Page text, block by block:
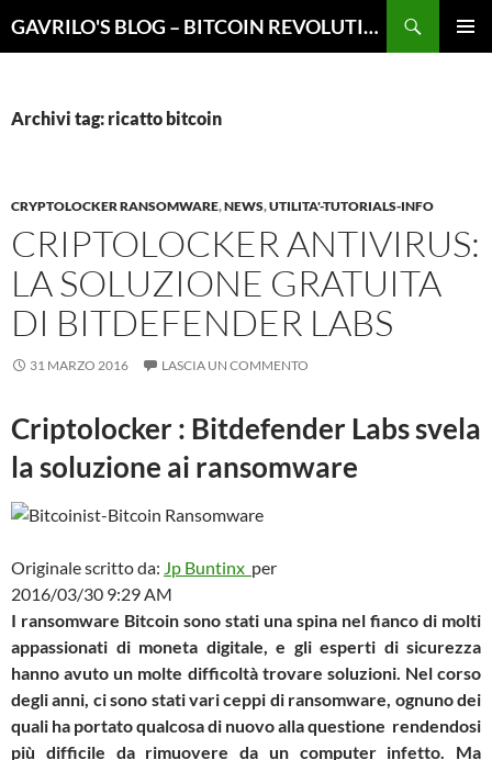
GAVRILO'S BLOG – BITCOIN REVOLUTION
Archivi tag: ricatto bitcoin
CRYPTOLOCKER RANSOMWARE,NEWS,UTILITA'-TUTORIALS-INFO
CRIPTOLOCKER ANTIVIRUS:
LA SOLUZIONE GRATUITA
DI BITDEFENDER LABS
31 MARZO 2016 LASCIA UN COMMENTO
Criptolocker : Bitdefender Labs svela
la soluzione ai ransomware
Originale scritto da: Jp Buntinx per
2016/03/30 9:29 AM
I ransomware Bitcoin sono stati una spina nel fianco di molti
appassionati di moneta digitale, e gli esperti di sicurezza
hanno avuto un molte difficoltà trovare soluzioni. Nel corso
degli anni, ci sono stati vari ceppi di ransomware, ognuno dei
quali ha portato qualcosa di nuovo alla questione rendendosi
più difficile da rimuovere da un computer infetto. Ma